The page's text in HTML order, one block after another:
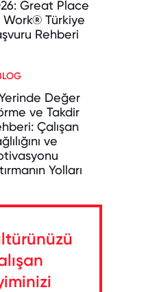
Great Place
Work® Türkiye
Rehberi
Değer
ve Takdir
Çalışan
ve
Yolları